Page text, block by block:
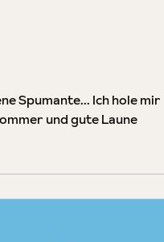
Spumante... Ich hole mir
und gute Laune